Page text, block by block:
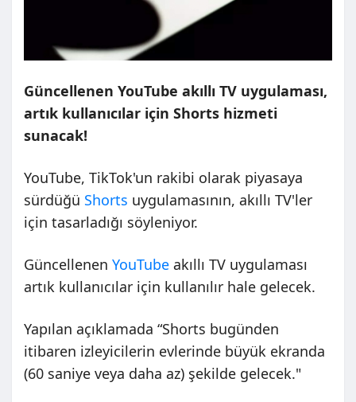
Güncellenen YouTube akıllı TV uygulaması,
artık kullanıcılar için Shorts hizmeti
sunacak!
YouTube, TikTok'un rakibi olarak piyasaya
sürdüğü Shorts uygulamasının, akıllı TV'ler
için tasarladığı söyleniyor.
Güncellenen YouTube akıllı TV uygulaması
artık kullanıcılar için kullanılır hale gelecek.
Yapılan açıklamada “Shorts bugünden
itibaren izleyicilerin evlerinde büyük ekranda
(60 saniye veya daha az) şekilde gelecek."